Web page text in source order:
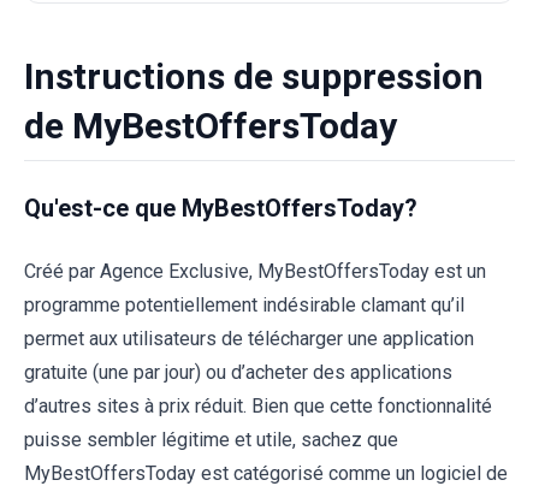
Instructions de suppression
de MyBestOffersToday
Qu'est-ce que MyBestOffersToday?
Créé par Agence Exclusive, MyBestOffersToday est un
programme potentiellement indésirable clamant qu’il
permet aux utilisateurs de télécharger une application
gratuite (une par jour) ou d’acheter des applications
d’autres sites à prix réduit. Bien que cette fonctionnalité
puisse sembler légitime et utile, sachez que
MyBestOffersToday est catégorisé comme un logiciel de